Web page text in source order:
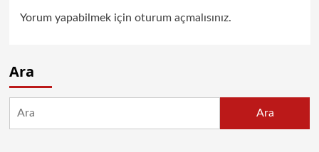
Yorum yapabilmek için oturum açmalısınız.
Ara
Ara